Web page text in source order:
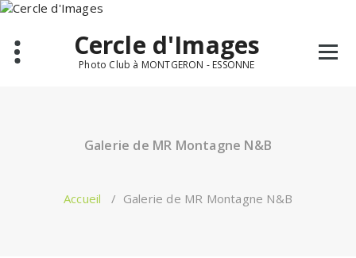
Aller
contenu
Cercle d'Images
Photo Club à MONTGERON - ESSONNE
Galerie de MR Montagne N&B
Accueil / Galerie de MR Montagne N&B